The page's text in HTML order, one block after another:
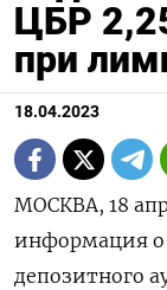
ЦБР
при
18.04.2023
МОСКВА, 18
информация о
депозитного